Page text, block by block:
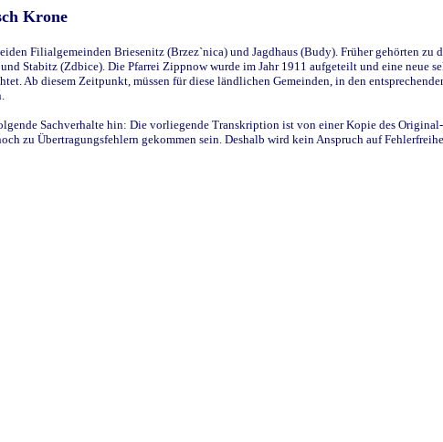
Krone
Filialgemeinden Briesenitz (Brzez`nica) und Jagdhaus (Budy). Früher gehörten zu
Stabitz (Zdbice). Die Pfarrei Zippnow wurde im Jahr 1911 aufgeteilt und eine neue
Ab diesem Zeitpunkt, müssen für diese ländlichen Gemeinden, in den
Sachverhalte hin: Die vorliegende Transkription ist von einer Kopie des
zu Übertragungsfehlern gekommen sein. Deshalb wird kein Anspruch auf